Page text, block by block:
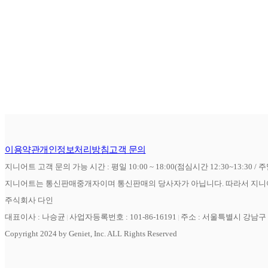
이용약관개인정보처리방침고객 문의
지니어트 고객 문의 가능 시간 : 평일 10:00 ~ 18:00(점심시간 12:30~13:30 /
지니어트는 통신판매중개자이며 통신판매의 당사자가 아닙니다. 따라서 지
주식회사 다인
대표이사 : 나승균 사업자등록번호 : 101-86-16191
주소 : 서울특별시 강남
Copyright 2024 by Geniet, Inc. ALL Rights Reserved